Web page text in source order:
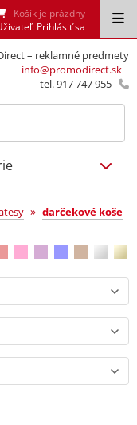
– reklamné predmety
info@promodirect.sk
tel. 917 747 955
Košík je prázdny
Prihlásiť sa
» darčekové koše